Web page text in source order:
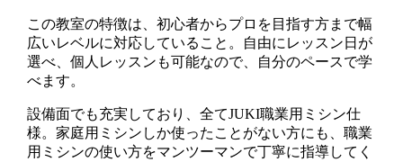
この教室の特徴は、初心者からプロを目指す方まで幅
広いレベルに対応していること。自由にレッスン日が
選べ、個人レッスンも可能なので、自分のペースで学
べます。
設備面でも充実しており、全てJUKI職業用ミシン仕
様。家庭用ミシンしか使ったことがない方にも、職業
用ミシンの使い方をマンツーマンで丁寧に指導してく